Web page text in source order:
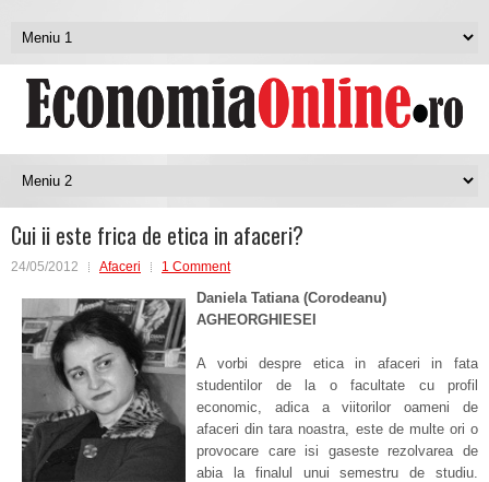
Cui ii este frica de etica in afaceri?
24/05/2012 Afaceri 1 Comment
Daniela Tatiana (Corodeanu)
AGHEORGHIESEI
A vorbi despre etica in afaceri in fata
studentilor de la o facultate cu profil
economic, adica a viitorilor oameni de
afaceri din tara noastra, este de multe ori o
provocare care isi gaseste rezolvarea de
abia la finalul unui semestru de studiu.